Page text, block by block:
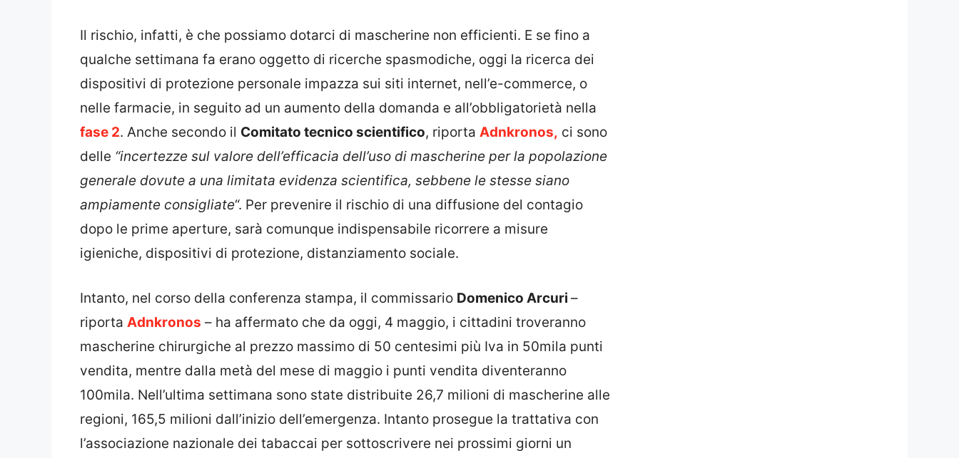
Il rischio, infatti, è che possiamo dotarci di mascherine non efficienti. E se fino a
qualche settimana fa erano oggetto di ricerche spasmodiche, oggi la ricerca dei
dispositivi di protezione personale impazza sui siti internet, nell’e-commerce, o
nelle farmacie, in seguito ad un aumento della domanda e all’obbligatorietà nella
fase 2. Anche secondo il Comitato tecnico scientifico, riporta Adnkronos, ci sono
delle “incertezze sul valore dell’efficacia dell’uso di mascherine per la popolazione
generale dovute a una limitata evidenza scientifica, sebbene le stesse siano
ampiamente consigliate“. Per prevenire il rischio di una diffusione del contagio
dopo le prime aperture, sarà comunque indispensabile ricorrere a misure
igieniche, dispositivi di protezione, distanziamento sociale.
Intanto, nel corso della conferenza stampa, il commissario Domenico Arcuri –
riporta Adnkronos – ha affermato che da oggi, 4 maggio, i cittadini troveranno
mascherine chirurgiche al prezzo massimo di 50 centesimi più Iva in 50mila punti
vendita, mentre dalla metà del mese di maggio i punti vendita diventeranno
100mila. Nell’ultima settimana sono state distribuite 26,7 milioni di mascherine alle
regioni, 165,5 milioni dall’inizio dell’emergenza. Intanto prosegue la trattativa con
l’associazione nazionale dei tabaccai per sottoscrivere nei prossimi giorni un